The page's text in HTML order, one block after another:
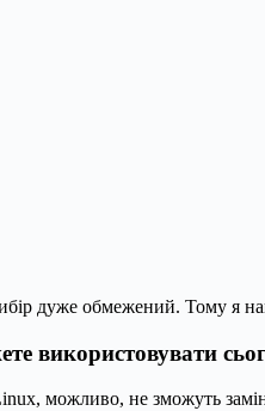
дуже обмежений. Тому я
використовувати
можливо, не зможуть